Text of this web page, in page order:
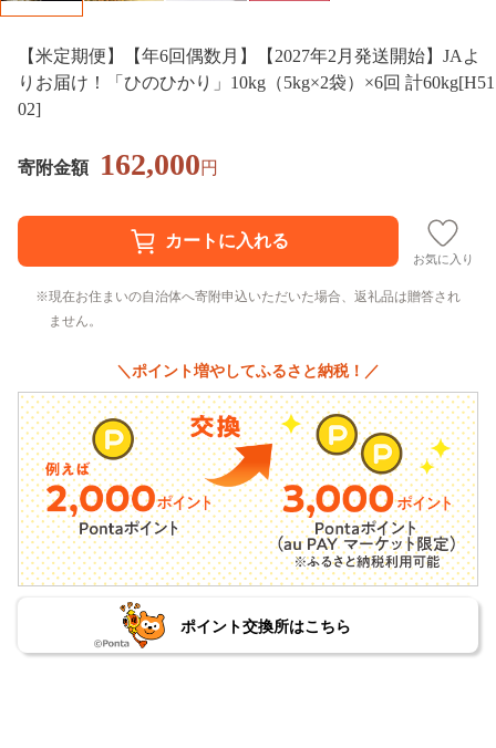
【米定期便】【年6回偶数月】【2027年2月発送開始】JAよ
りお届け！「ひのひかり」10kg（5kg×2袋）×6回 計60kg[H51
02]
寄附金額 162,000円
お気に入り
現在お住まいの自治体へ寄附申込いただいた場合、返礼品は贈答され
ません。
＼ポイント増やしてふるさと納税！／
ポイント交換所はこちら